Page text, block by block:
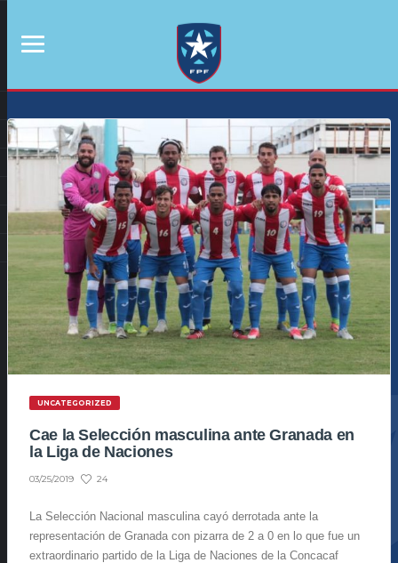
UNCATEGORIZED
Cae la Selección masculina ante Granada en
la Liga de Naciones
03/25/2019 24
La Selección Nacional masculina cayó derrotada ante la
representación de Granada con pizarra de 2 a 0 en lo que fue un
extraordinario partido de la Liga de Naciones de la Concacaf